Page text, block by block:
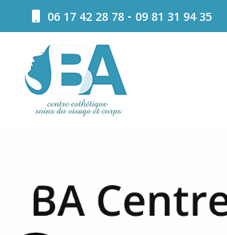
contenu
principal
06 17 42 28 78- 09 81 31 94 35